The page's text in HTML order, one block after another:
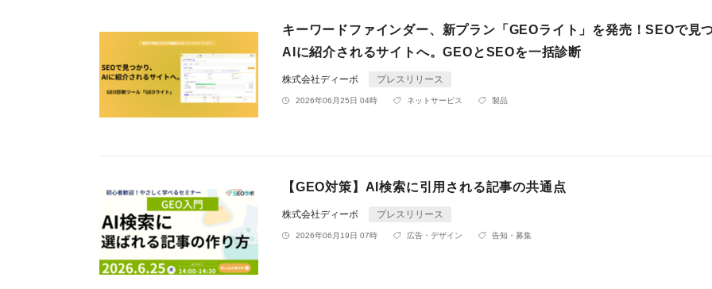
キーワードファインダー、新プラン「GEOライト」を発売！SEOで見
AIに紹介されるサイトへ。GEOとSEOを一括診断
株式会社ディーボ プレスリリース
2026年06月25日 04時 ネットサービス 製品
【GEO対策】AI検索に引用される記事の共通点
株式会社ディーボ プレスリリース
2026年06月19日 07時 広告・デザイン 告知・募集